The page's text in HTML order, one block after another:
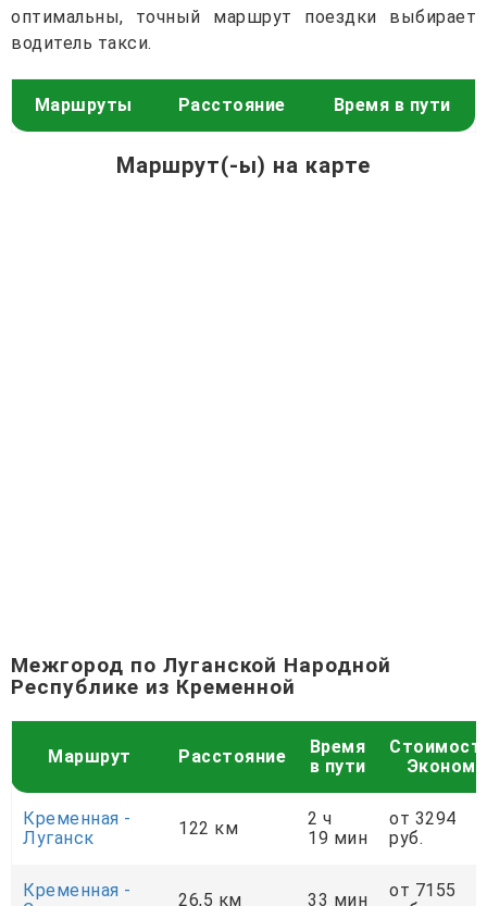
оптимальны, точный маршрут поездки выбирает
водитель такси.
Маршруты Расстояние Время в пути
Маршрут(-ы) на карте
Межгород по Луганской Народной
Республике из Кременной
Маршрут Расстояние
Время
в пути
Эконом
Кременная -
Луганск
122 км
2 ч
19 мин
от 3294
руб.
Кременная -
26,5 км 33 мин
от 7155